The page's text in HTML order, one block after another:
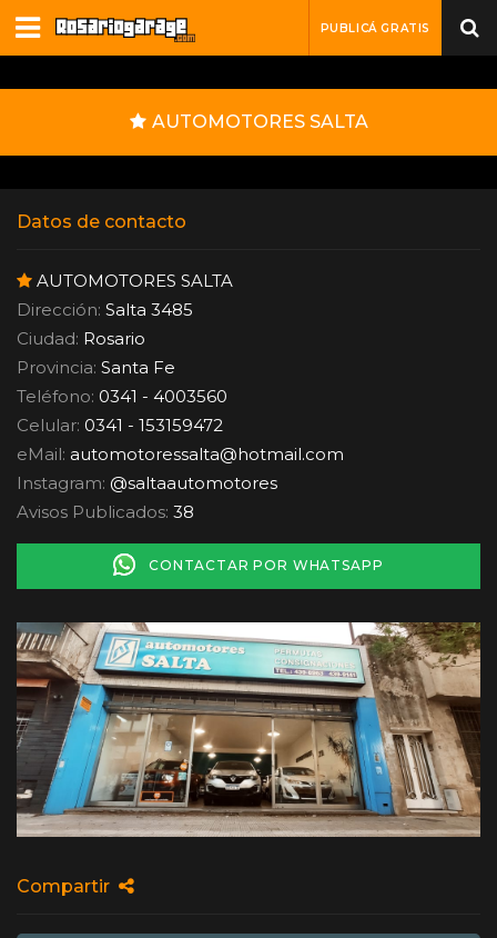
PUBLICÁ GRATIS
AUTOMOTORES SALTA
Datos de contacto
AUTOMOTORES SALTA
Dirección: Salta 3485
Ciudad: Rosario
Provincia: Santa Fe
Teléfono: 0341 - 4003560
Celular: 0341 - 153159472
eMail: automotoressalta@hotmail.com
Instagram: @saltaautomotores
Avisos Publicados: 38
CONTACTAR POR WHATSAPP
Compartir